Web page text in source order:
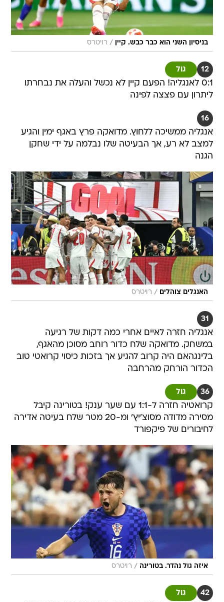
בניסיון השני הוא כבר כבש. קיין / רויטרס
12 גול
0:1 לאנגליה! הפעם קיין לא נכשל והעלה את נבחרתו
ליתרון עם פצצה לפינה
16
אנגליה ממשיכה ללחוץ. מדואקה פרץ באגף ימין והגיע
למצב לא רע, אך הבעיטה שלו נבלמה על ידי שחקן
הגנה
האנגלים צוהלים / רויטרס
31
אנגליה חזרה לאיים אחרי כמה דקות של רגיעה
במשחק. מדואקה שלח כדור רוחב מסוכן מהאגף,
בלינגהאם היה קרוב להגיע אך בזכות כיסוי קרואטי טוב
הכדור הורחק מהרחבה
36 גול
קרואטיה חזרה ל-1:1 עם שער ענק! בטורינה קיבל
מסירה מדודה מסוצ'יץ' ומ-20 מטר שלח בעיטה אדירה
לחיבורים של פיקפורד
איזה גול נהדר. בטורינה / רויטרס
42 גול